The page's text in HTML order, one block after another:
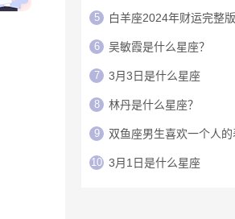
5 白羊座2024年财运完整版
6 吴敏霞是什么星座？
7 3月3日是什么星座
8 林丹是什么星座？
9 双鱼座男生喜欢一个人
10 3月1日是什么星座